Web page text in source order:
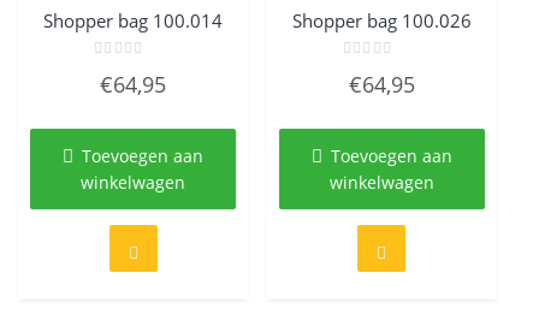
Shopper bag 100.014
0€64,95
Toevoegen aan
winkelwagen
Shopper bag 100.026
0€64,95
Toevoegen aan
winkelwagen